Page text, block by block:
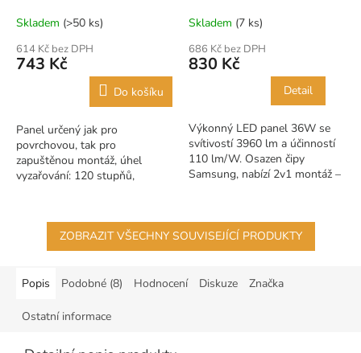
Skladem (>50 ks)
614 Kč bez DPH
743 Kč
Do košíku
Panel určený jak pro
povrchovou, tak pro
zapuštěnou montáž, úhel
vyzařování: 120 stupňů,
světelný...
Skladem (7 ks)
686 Kč bez DPH
830 Kč
Detail
Výkonný LED panel 36W se
svítivostí 3960 lm a účinností
110 lm/W. Osazen čipy
Samsung, nabízí 2v1 montáž –
ZOBRAZIT VŠECHNY SOUVISEJÍCÍ PRODUKTY
Popis Podobné (8) Hodnocení Diskuze Značka
Ostatní informace